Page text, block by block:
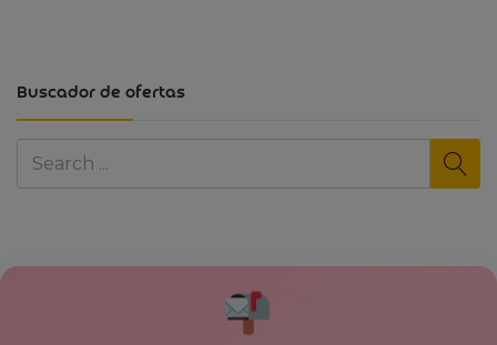
Buscador de ofertas